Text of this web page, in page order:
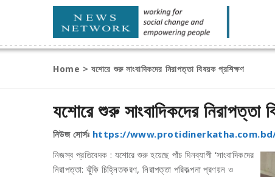
Home >যশোরে শুরু সাংবাদিকদের নিরাপত্তা বিষয়ক প্রশিক্ষণ
যশোরে শুরু সাংবাদিকদের নিরাপত্তা
নিউজ সোর্সঃ https://
নিজস্ব প্রতিবেদক : যশোরে শুরু হয়েছে পাঁচ দিনব্যাপী ‘সাংবাদিকদের
নিরাপত্তা: ঝুঁকি চিহ্নিতকরণ, নিরাপত্তা পরিকল্পনা প্রণয়ন ও